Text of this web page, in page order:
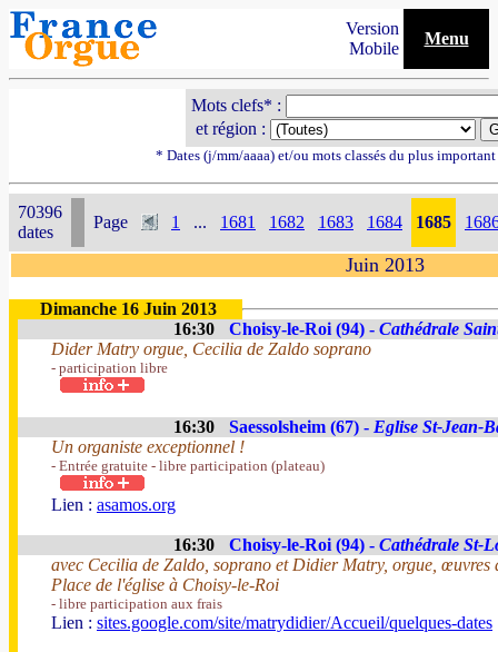
Version
Mobile
Menu
Mots clefs* :
et région :
* Dates (j/mm/aaaa) et/ou mots classés du plus
70396
dates
Page 1 ... 1681 1682 1683 1684 1685
Juin 2013
Dimanche 16 Juin 2013
16:30
Choisy-le-Roi (94) - Cathédrale
Dider Matry orgue, Cecilia de Zaldo soprano
- participation libre
16:30 Saessolsheim (67) - Eglise St-Jean-
Un organiste exceptionnel !
- Entrée gratuite - libre participation (plateau)
Lien : asamos.org
16:30 Choisy-le-Roi (94) - Cathédrale St-
avec Cecilia de Zaldo, soprano et Didier Matry, orgue, œuvres
Place de l'église à Choisy-le-Roi
- libre participation aux frais
Lien : sites.google.com/site/matrydidier/Accueil/quelques-dates